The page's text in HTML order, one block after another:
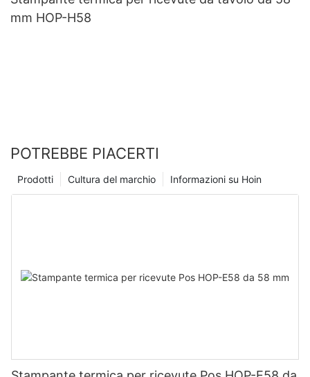
mm HOP-H58
POTREBBE PIACERTI
Informazioni su Hoin
Cultura del marchio
Prodotti